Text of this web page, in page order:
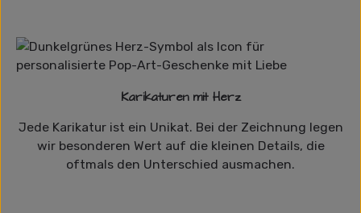
Karikaturen mit Herz
Jede Karikatur ist ein Unikat. Bei der Zeichnung legen
wir besonderen Wert auf die kleinen Details, die
oftmals den Unterschied ausmachen.